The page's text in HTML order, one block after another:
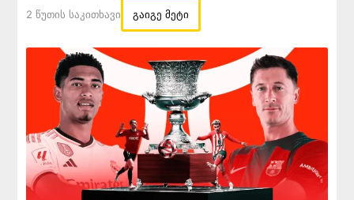
2 Წუთის Საკითხავი გაიგე მეტი